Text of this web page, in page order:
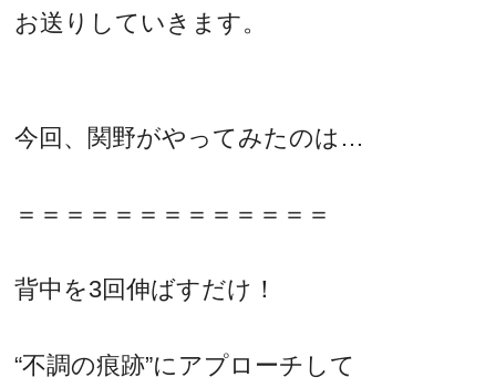
お送りしていきます。
今回、関野がやってみたのは…
＝＝＝＝＝＝＝＝＝＝＝＝＝
背中を3回伸ばすだけ！
“不調の痕跡”にアプローチして